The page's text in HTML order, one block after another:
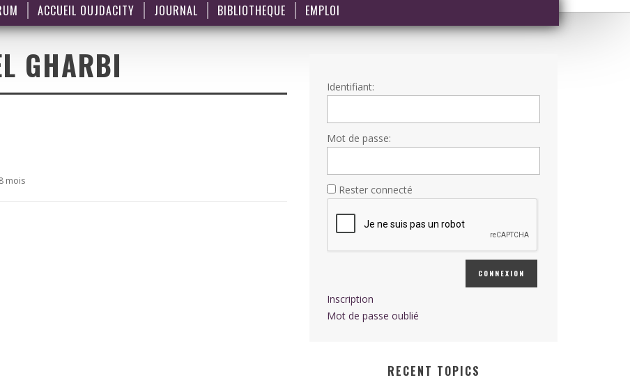
ACCUEIL OUJDACITY JOURNAL BIBLIOTHEQUE EMPLOI
GHARBI
mois
Identifiant:
Mot de passe:
Rester connecté
CONNEXION
Inscription
Mot de passe oublié
RECENT TOPICS